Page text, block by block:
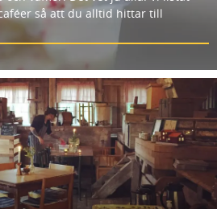
så att du alltid hittar till